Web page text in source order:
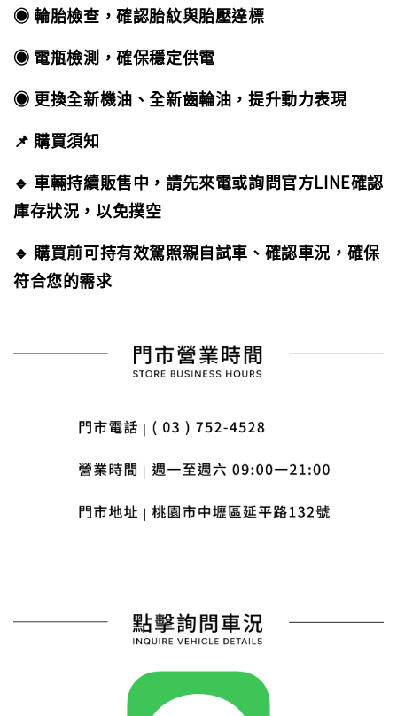
◉ 輪胎檢查，確認胎紋與胎壓達標
◉ 電瓶檢測，確保穩定供電
◉ 更換全新機油、全新齒輪油，提升動力表現
📌 購買須知
🔹 車輛持續販售中，請先來電或詢問官方LINE確認
庫存狀況，以免撲空
🔹 購買前可持有效駕照親自試車、確認車況，確保
符合您的需求